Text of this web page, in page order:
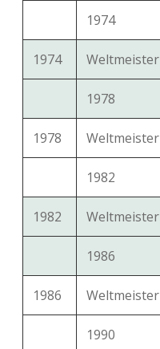
1974
1974 Weltmeister
1978
1978 Weltmeister
1982
1982 Weltmeister
1986
1986 Weltmeister
1990